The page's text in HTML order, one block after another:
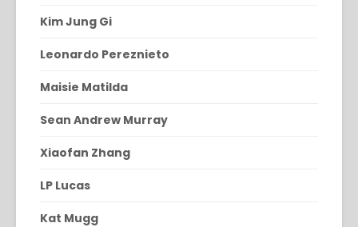
Kim Jung Gi
Leonardo Pereznieto
Maisie Matilda
Sean Andrew Murray
Xiaofan Zhang
LP Lucas
Kat Mugg